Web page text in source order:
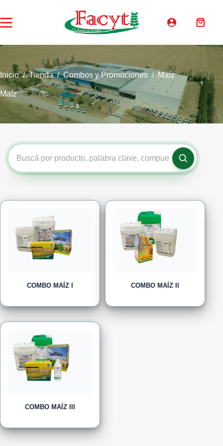
contenido
Carro
compra
Inicio / Tienda / Combos y Promociones / Maíz
Maíz
COMBO MAÍZ I COMBO MAÍZ II
COMBO MAÍZ III